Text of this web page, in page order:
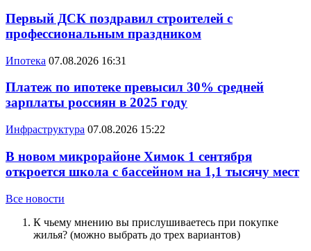
Первый ДСК поздравил строителей с
профессиональным праздником
Ипотека 07.08.2026 16:31
Платеж по ипотеке превысил 30% средней
зарплаты россиян в 2025 году
Инфраструктура 07.08.2026 15:22
В новом микрорайоне Химок 1 сентября
откроется школа с бассейном на 1,1 тысячу мест
Все новости
К чьему мнению вы прислушиваетесь при покупке
жилья? (можно выбрать до трех вариантов)